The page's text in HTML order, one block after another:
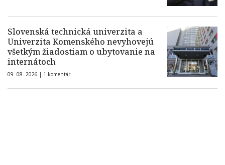
Slovenská technická univerzita a
Univerzita Komenského nevyhovejú
všetkým žiadostiam o ubytovanie na
internátoch
09. 08. 2026 | 1 komentár